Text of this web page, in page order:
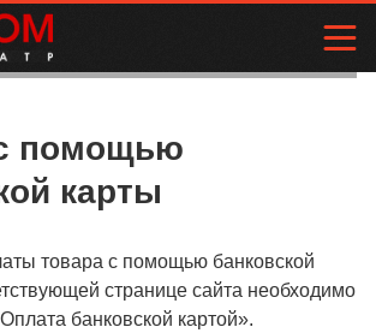
помощью
карты
товара с помощью банковской
странице сайта необходимо
банковской картой».